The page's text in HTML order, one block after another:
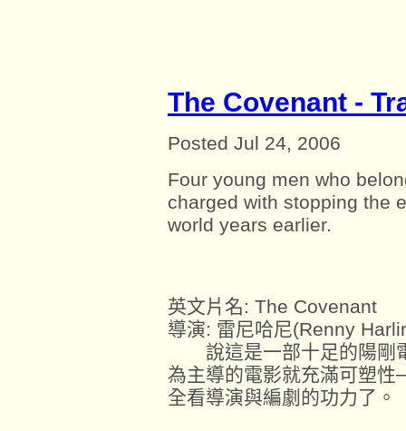
The Covenant -
Posted Jul 24, 2006
Four young men who
charged with stopping the
world years earlier.
英文片名: The Covenant
導演: 雷尼哈尼(Renny
說這是一部十足的陽剛
為主導的電影就充滿可塑
全看導演與編劇的功力了。